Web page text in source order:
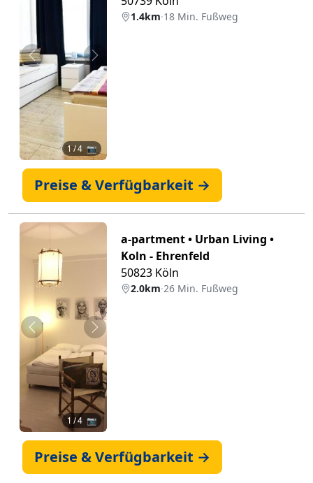
Zurück Weiter
1/ 4 📷
1.4km·18 Min. Fußweg
Preise & Verfügbarkeit →
Zurück Weiter
1 / 4 📷
a-partment • Urban Living •
Koln - Ehrenfeld
50823 Köln
2.0km·26 Min. Fußweg
Preise & Verfügbarkeit →